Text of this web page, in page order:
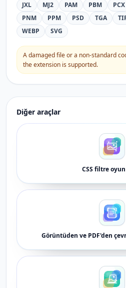
JXL
MJ2 PAM PBM PCX
PNM
PPM PSD TGA
WEBP
SVG
A damaged file or a non-standard
the extension is supported.
Diğer araçlar
CSS filtre oyun
Görüntüden ve PDF'den